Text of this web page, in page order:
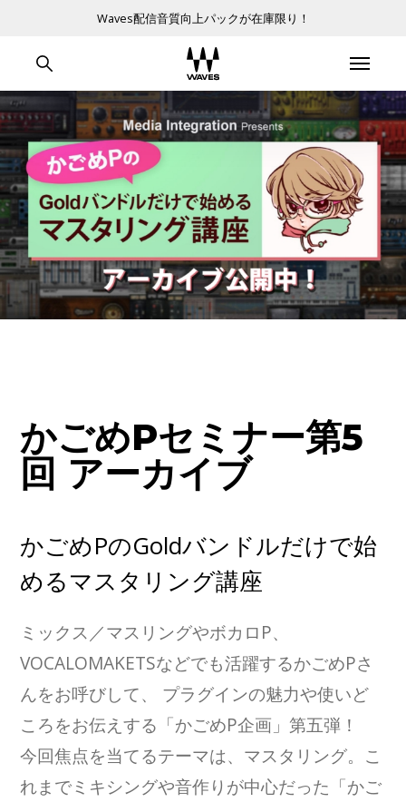
Waves配信音質向上パックが在庫限り！
かごめPセミナー第5
回 アーカイブ
かごめPのGoldバンドルだけで始
めるマスタリング講座
ミックス／マスリングやボカロP、
VOCALOMAKETSなどでも活躍するかごめPさ
んをお呼びして、 プラグインの魅力や使いど
ころをお伝えする「かごめP企画」第五弾！
今回焦点を当てるテーマは、マスタリング。こ
れまでミキシングや音作りが中心だった「かご